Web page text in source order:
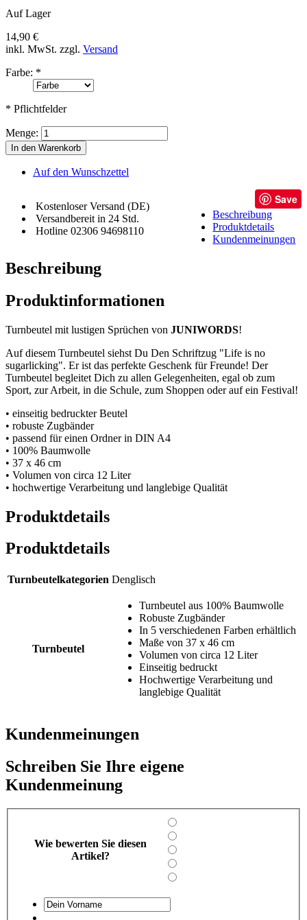
Auf Lager
14,90 €
inkl. MwSt. zzgl. Versand
Farbe: *
* Pflichtfelder
Menge:
In den Warenkorb
Auf den Wunschzettel
Kostenloser Versand (DE)
Versandbereit in 24 Std.
Hotline 02306 94698110
Save
Beschreibung
Produktdetails
Kundenmeinungen
Beschreibung
Produktinformationen
Turnbeutel mit lustigen Sprüchen von JUNIWORDS!
Auf diesem Turnbeutel siehst Du Den Schriftzug "Life is no
sugarlicking". Er ist das perfekte Geschenk für Freunde! Der
Turnbeutel begleitet Dich zu allen Gelegenheiten, egal ob zum
Sport, zur Arbeit, in die Schule, zum Shoppen oder auf ein Festival!
• einseitig bedruckter Beutel
• robuste Zugbänder
• passend für einen Ordner in DIN A4
• 100% Baumwolle
• 37 x 46 cm
• Volumen von circa 12 Liter
• hochwertige Verarbeitung und langlebige Qualität
Produktdetails
Produktdetails
Turnbeutelkategorien Denglisch
Turnbeutel
Turnbeutel aus 100% Baumwolle
Robuste Zugbänder
In 5 verschiedenen Farben erhältlich
Maße von 37 x 46 cm
Volumen von circa 12 Liter
Einseitig bedruckt
Hochwertige Verarbeitung und
langlebige Qualität
Kundenmeinungen
Schreiben Sie Ihre eigene
Kundenmeinung
Wie bewerten Sie diesen
Artikel?